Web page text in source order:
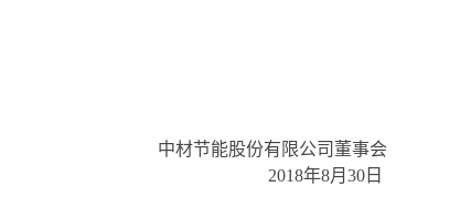
中材节能股份有限公司董事会
2018年8月30日